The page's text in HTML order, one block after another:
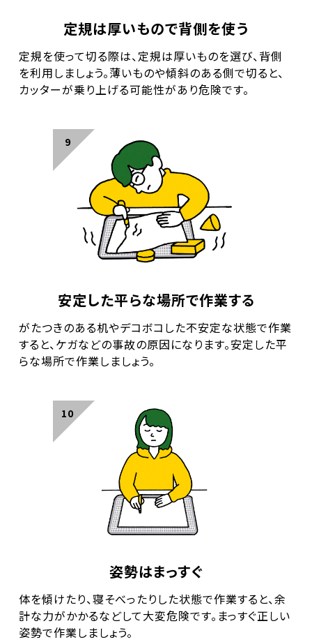
定規は厚いもので背側を使う
定規を使って切る際は、定規は厚いものを選び、背側
を利用しましょう。薄いものや傾斜のある側で切ると、
カッターが乗り上げる可能性があり危険です。
安定した平らな場所で作業する
がたつきのある机やデコボコした不安定な状態で作業
すると、ケガなどの事故の原因になります。安定した平
らな場所で作業しましょう。
姿勢はまっすぐ
体を傾けたり、寝そべったりした状態で作業すると、余
計な力がかかるなどして大変危険です。まっすぐ正しい
姿勢で作業しましょう。